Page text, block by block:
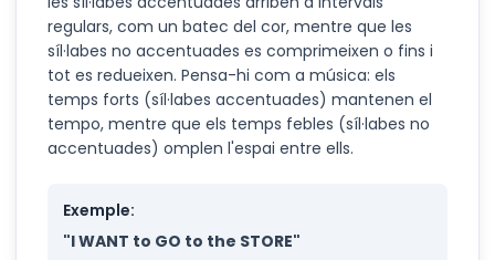
regulars, com un batec del cor, mentre que les
síl·labes no accentuades es comprimeixen o fins i
tot es redueixen. Pensa-hi com a música: els
temps forts (síl·labes accentuades) mantenen el
tempo, mentre que els temps febles (síl·labes no
accentuades) omplen l'espai entre ells.
Exemple:
"I WANT to GO to the STORE"